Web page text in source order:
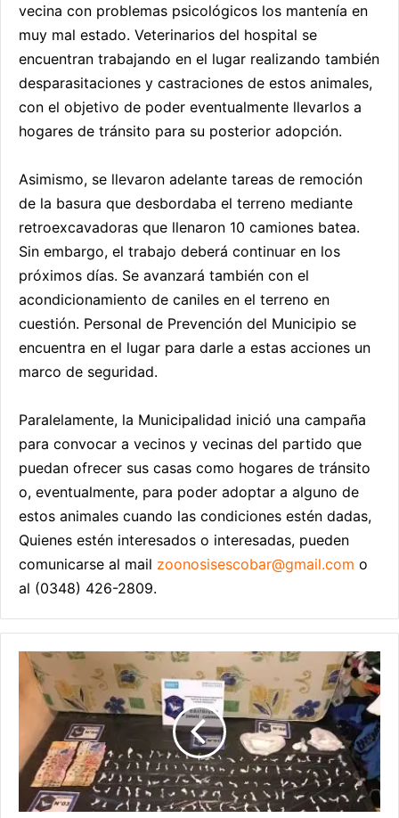
vecina con problemas psicológicos los mantenía en
muy mal estado. Veterinarios del hospital se
encuentran trabajando en el lugar realizando también
desparasitaciones y castraciones de estos animales,
con el objetivo de poder eventualmente llevarlos a
hogares de tránsito para su posterior adopción.
Asimismo, se llevaron adelante tareas de remoción
de la basura que desbordaba el terreno mediante
retroexcavadoras que llenaron 10 camiones batea.
Sin embargo, el trabajo deberá continuar en los
próximos días. Se avanzará también con el
acondicionamiento de caniles en el terreno en
cuestión. Personal de Prevención del Municipio se
encuentra en el lugar para darle a estas acciones un
marco de seguridad.
Paralelamente, la Municipalidad inició una campaña
para convocar a vecinos y vecinas del partido que
puedan ofrecer sus casas como hogares de tránsito
o, eventualmente, para poder adoptar a alguno de
estos animales cuando las condiciones estén dadas,
Quienes estén interesados o interesadas, pueden
comunicarse al mail zoonosisescobar@gmail.com o
al (0348) 426-2809.